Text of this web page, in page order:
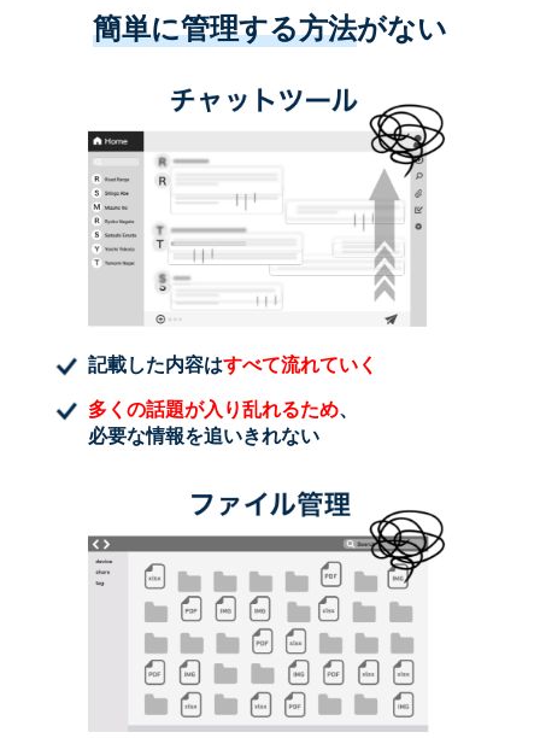
簡単に管理する方法がない
記載した内容はすべて流れていく
多くの話題が入り乱れるため、
必要な情報を追いきれない